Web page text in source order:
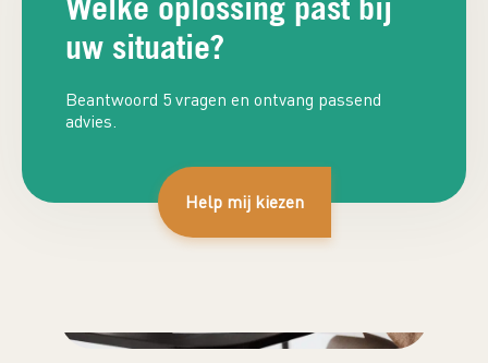
uw situatie?
Beantwoord 5 vragen en ontvang passend
advies.
Help mij kiezen